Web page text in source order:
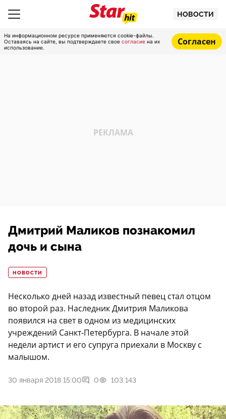
НОВОСТИ
На информационном ресурсе применяются cookie-файлы.
Оставаясь на сайте, вы подтверждаете свое согласие на их
использование.
Согласен
Дмитрий Маликов познакомил
дочь и сына
НОВОСТИ
Несколько дней назад известный певец стал отцом
во второй раз. Наследник Дмитрия Маликова
появился на свет в одном из медицинских
учреждений Санкт-Петербурга. В начале этой
недели артист и его супруга приехали в Москву с
малышом.
30 января 2018 15:00 0 103 143